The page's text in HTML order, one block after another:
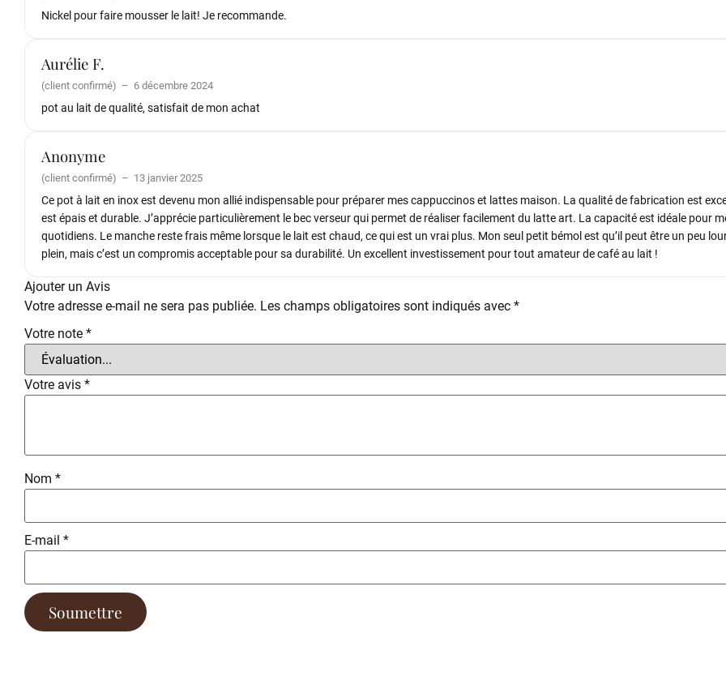
Nickel pour faire mousser le lait! Je recommande.
Aurélie F.
(client confirmé) – 6 décembre 2024
pot au lait de qualité, satisfait de mon achat
Anonyme
(client confirmé) – 13 janvier 2025
Ce pot à lait en inox est devenu mon allié indispensable pour préparer mes cappuccinos et lattes maison. La qualité de fabrication est
est épais et durable. J’apprécie particulièrement le bec verseur qui permet de réaliser facilement du latte art. La capacité est idéale pour
quotidiens. Le manche reste frais même lorsque le lait est chaud, ce qui est un vrai plus. Mon seul petit bémol est qu’il peut être un peu
plein, mais c’est un compromis acceptable pour sa durabilité. Un excellent investissement pour tout amateur de café au lait !
Ajouter un Avis
Votre adresse e-mail ne sera pas publiée. Les champs obligatoires sont indiqués avec *
Votre note *
Votre avis *
Nom *
E-mail *